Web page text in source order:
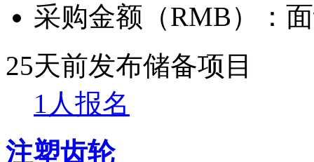
采购金额（RMB）：
25天前发布储备项目
1人报名
注塑齿轮